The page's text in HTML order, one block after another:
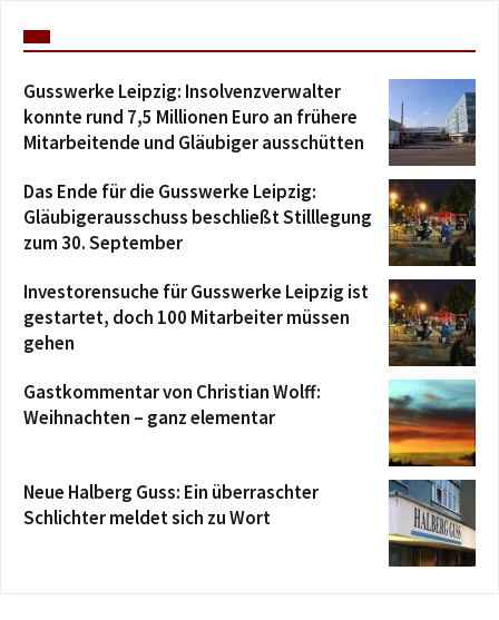
Gusswerke Leipzig: Insolvenzverwalter
konnte rund 7,5 Millionen Euro an frühere
Mitarbeitende und Gläubiger ausschütten
Das Ende für die Gusswerke Leipzig:
Gläubigerausschuss beschließt Stilllegung
zum 30. September
Investorensuche für Gusswerke Leipzig ist
gestartet, doch 100 Mitarbeiter müssen
gehen
Gastkommentar von Christian Wolff:
Weihnachten – ganz elementar
Neue Halberg Guss: Ein überraschter
Schlichter meldet sich zu Wort